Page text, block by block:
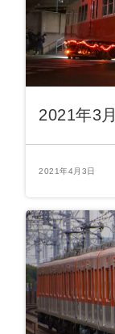
2021年3
2021年4月3日